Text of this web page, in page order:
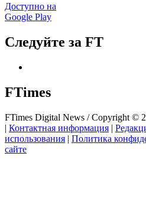
Доступно на
Google Play
Следуйте за FT
FTimes
FTimes Digital News / Copyright ©
| Контактная информация |
использования | Политика
сайте